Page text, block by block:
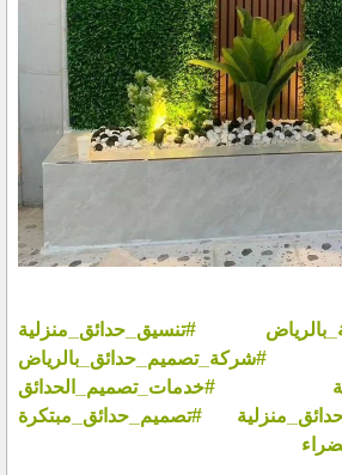
#تنسيق_حدائق_منزلية
#شركة_تصميم_حدائق_بالرياض
#خدمات_تصميم_الحدائق
#تصميم_حدائق_مبتكرة